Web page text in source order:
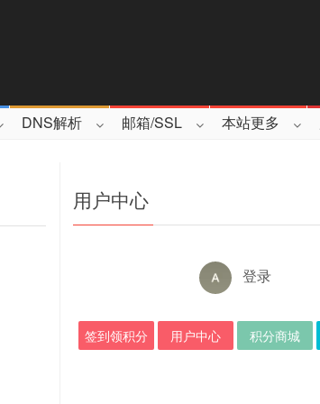
DNS解析 邮箱/SSL 本站更多
用户中心
登录
签到领积分 用户中心 积分商城